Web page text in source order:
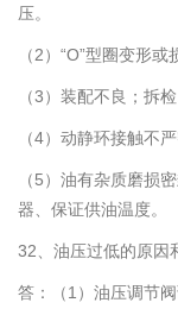
压。
（2）“O”型圈变形或
（3）装配不良；拆检
（4）动静环接触不
（5）油有杂质磨损
器、保证供油温度。
32、油压过低的原因
答：（1）油压调节